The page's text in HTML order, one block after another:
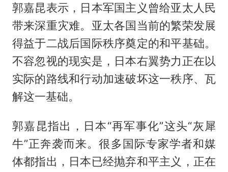
郭嘉昆表示，日本军国主义曾给亚太人民
带来深重灾难。亚太各国当前的繁荣发展
得益于二战后国际秩序奠定的和平基础。
不容忽视的现实是，日本右翼势力正在以
实际的路线和行动加速破坏这一秩序、瓦
解这一基础。
郭嘉昆指出，日本“再军事化”这头“灰犀
牛”正奔袭而来。很多国际专家学者和媒
体都指出，日本已经抛弃和平主义，正在